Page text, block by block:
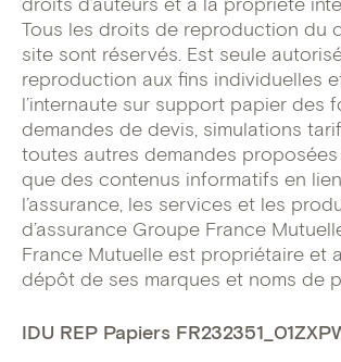
Tous les droits de reproduction du
site sont réservés. Est seule
reproduction aux fins individuelles
l’internaute sur support papier des
demandes de devis, simulations
toutes autres demandes proposées
que des contenus informatifs en
l’assurance, les services et les
d’assurance Groupe France
France Mutuelle est propriétaire et
dépôt de ses marques et noms de
IDU REP Papiers